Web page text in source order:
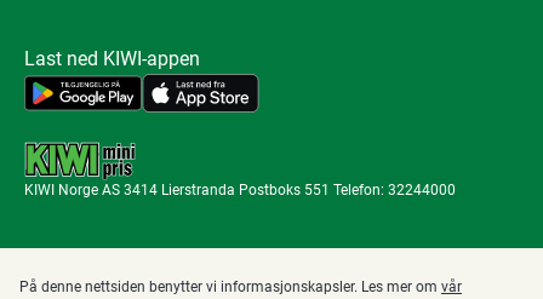
Last ned KIWI-appen
KIWI Norge AS 3414 Lierstranda Postboks 551 Telefon: 32244000
På denne nettsiden benytter vi informasjonskapsler. Les mer om vår